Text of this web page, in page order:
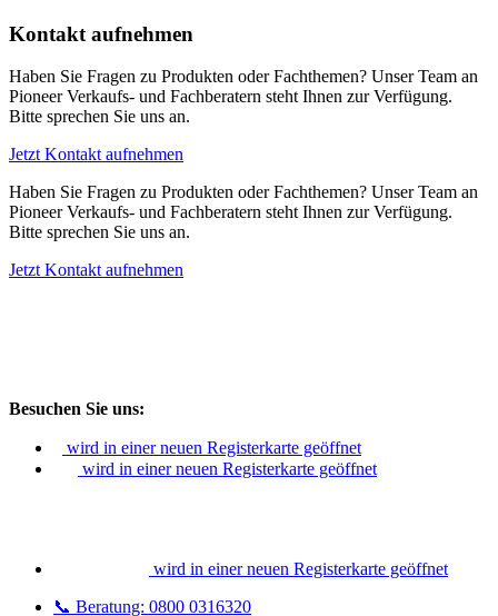
Kontakt aufnehmen
Haben Sie Fragen zu Produkten oder Fachthemen? Unser Team an
Pioneer Verkaufs- und Fachberatern steht Ihnen zur Verfügung.
Bitte sprechen Sie uns an.
Jetzt Kontakt aufnehmen
Haben Sie Fragen zu Produkten oder Fachthemen? Unser Team an
Pioneer Verkaufs- und Fachberatern steht Ihnen zur Verfügung.
Bitte sprechen Sie uns an.
Jetzt Kontakt aufnehmen
Besuchen Sie uns:
wird in einer neuen Registerkarte geöffnet
wird in einer neuen Registerkarte geöffnet
wird in einer neuen Registerkarte geöffnet
📞 Beratung: 0800 0316320